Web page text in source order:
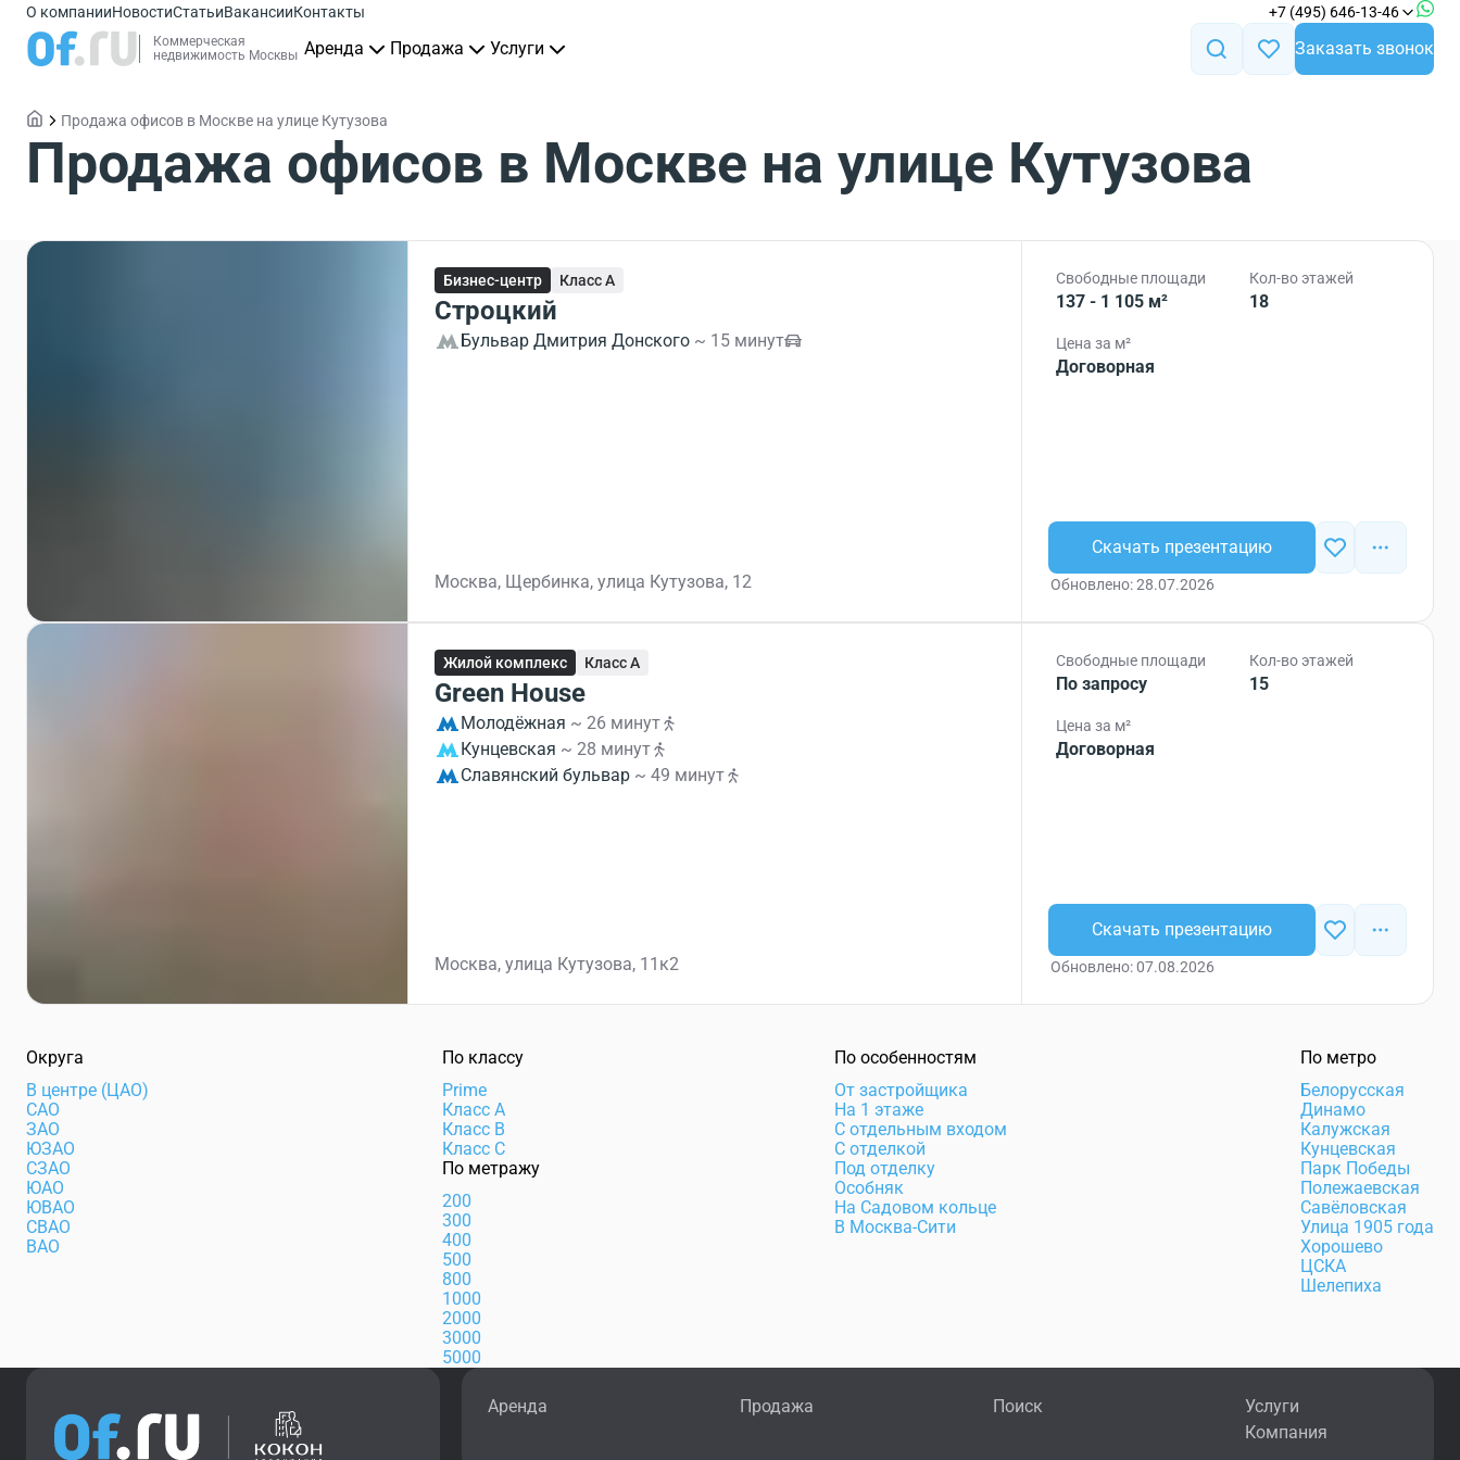
О компанииНовостиСтатьиВакансииКонтакты +7 (495) 646-13-46
Коммерческая
недвижимость Москвы Аренда Продажа Услуги Заказать звонок
Продажа офисов в Москве на улице Кутузова
Продажа офисов в Москве на улице Кутузова
Бизнес-центр Класс A
Строцкий
Бульвар Дмитрия Донского ~ 15 минут
Москва, Щербинка, улица Кутузова, 12
Свободные площади
137 - 1 105 м²
Кол-во этажей
18
Цена за м²
Договорная
Скачать презентацию
Обновлено: 28.07.2026
Жилой комплекс Класс A
Green House
Молодёжная ~ 26 минут
Кунцевская ~ 28 минут
Славянский бульвар ~ 49 минут
Москва, улица Кутузова, 11к2
Свободные площади
По запросу
Кол-во этажей
15
Цена за м²
Договорная
Скачать презентацию
Обновлено: 07.08.2026
Округа
В центре (ЦАО)
САО
ЗАО
ЮЗАО
СЗАО
ЮАО
ЮВАО
СВАО
ВАО
По классу
Prime
Класс А
Класс В
Класс С
По метражу
200
300
400
500
800
1000
2000
3000
5000
По особенностям
От застройщика
На 1 этаже
С отдельным входом
С отделкой
Под отделку
Особняк
На Садовом кольце
В Москва-Сити
По метро
Белорусская
Динамо
Калужская
Кунцевская
Парк Победы
Полежаевская
Савёловская
Улица 1905 года
Хорошево
ЦСКА
Шелепиха
Аренда Продажа Поиск
Услуги
Компания